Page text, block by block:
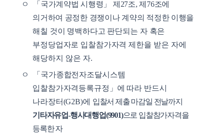
ㅇ 「 국가계약법 시행령 」 제 27조,제 76조에
의거하여 공정한 경쟁이나 계약의 적정한 이행을
해칠 것이 명백하다고 판단되는 자 혹은
부정당업자로 입찰참가자격 제한을 받은 자에
해당하지 않은 자.
ㅇ 「 국가종합전자조달시스템
입찰참가자격등록규정 」 에 따라 반드시
나라장터(G2B)에 입찰서 제출 마감일 전날까지
기타자유업-행사대행업(9901)으로 입찰참가자격을
등록한 자